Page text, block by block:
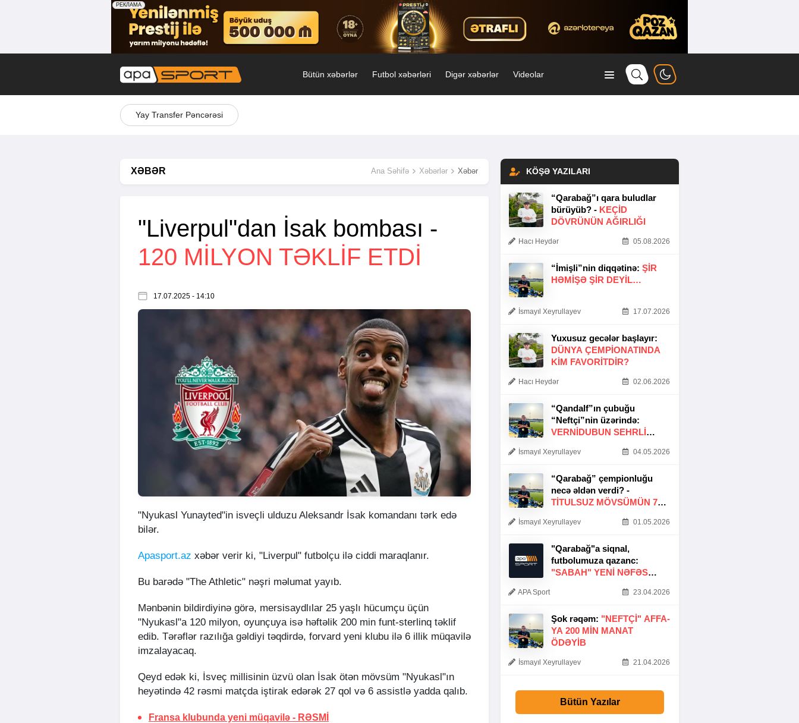
Bütün xəbərlər Futbol xəbərləri Digər xəbərlər Videolar
Yay Transfer Pəncərəsi
XƏBƏR Ana Səhifə Xəbərlər Xəbər
"Liverpul"dan İsak bombası -
120 MILYON TƏKLIF ETDI
17.07.2025 - 14:10
"Nyukasl Yunayted"in isveçli ulduzu Aleksandr İsak komandanı tərk edə
bilər.
Apasport.az xəbər verir ki, "Liverpul" futbolçu ilə ciddi maraqlanır.
Bu barədə "The Athletic" nəşri məlumat yayıb.
Mənbənin bildirdiyinə görə, mersisaydlılar 25 yaşlı hücumçu üçün
"Nyukasl"a 120 milyon, oyunçuya isə həftəlik 200 min funt-sterlinq təklif
edib. Tərəflər razılığa gəldiyi təqdirdə, forvard yeni klubu ilə 6 illik müqavilə
imzalayacaq.
Qeyd edək ki, İsveç millisinin üzvü olan İsak ötən mövsüm "Nyukasl"ın
heyətində 42 rəsmi matçda iştirak edərək 27 qol və 6 assistlə yadda qalıb.
Fransa klubunda yeni müqavilə - RƏSMİ
KÖŞƏ YAZILARI
“Qarabağ”ı qara buludlar
bürüyüb? - KEÇID
DÖVRÜNÜN AĞIRLIĞI
Hacı Heydər 05.08.2026
“İmişli”nin diqqətinə: ŞIR
HƏMIŞƏ ŞIR DEYIL…
İsmayıl Xeyrullayev 17.07.2026
Yuxusuz gecələr başlayır:
DÜNYA ÇEMPIONATINDA
KIM FAVORITDIR?
Hacı Heydər 02.06.2026
“Qandalf”ın çubuğu
“Neftçi”nin üzərində:
VERNİDUBUN SEHRLİ
İsmayıl Xeyrullayev 04.05.2026
“Qarabağ” çempionluğu
necə əldən verdi? -
TITULSUZ MÖVSÜMÜN 7
İsmayıl Xeyrullayev 01.05.2026
"Qarabağ"a siqnal,
futbolumuza qazanc:
"SABAH" YENI NƏFƏS
APA Sport 23.04.2026
Şok rəqəm: "NEFTÇI" AFFA-
YA 200 MIN MANAT
ÖDƏYIB
İsmayıl Xeyrullayev 21.04.2026
Bütün Yazılar